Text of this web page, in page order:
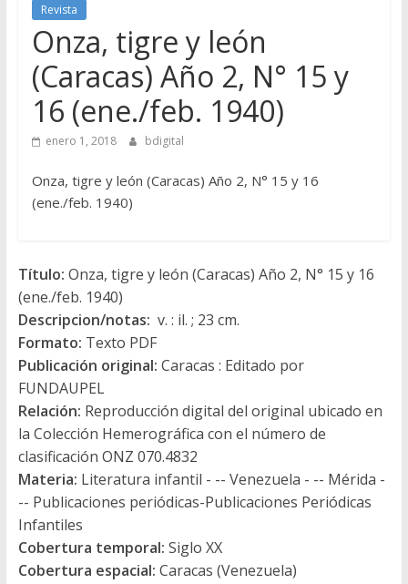
Revista
Onza, tigre y león
(Caracas) Año 2, N° 15 y
16 (ene./feb. 1940)
enero 1, 2018 bdigital
Onza, tigre y león (Caracas) Año 2, N° 15 y 16
(ene./feb. 1940)
Título: Onza, tigre y león (Caracas) Año 2, N° 15 y 16
(ene./feb. 1940)
Descripcion/notas: v. : il. ; 23 cm.
Formato: Texto PDF
Publicación original: Caracas : Editado por
FUNDAUPEL
Relación: Reproducción digital del original ubicado en
la Colección Hemerográfica con el número de
clasificación ONZ 070.4832
Materia: Literatura infantil - -- Venezuela - -- Mérida -
-- Publicaciones periódicas-Publicaciones Periódicas
Infantiles
Cobertura temporal: Siglo XX
Cobertura espacial: Caracas (Venezuela)